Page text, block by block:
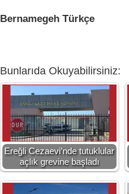
Bernamegeh Türkçe
Bunlarıda Okuyabilirsiniz:
Ereğli Cezaevi’nde tutuklular
açlık grevine başladı